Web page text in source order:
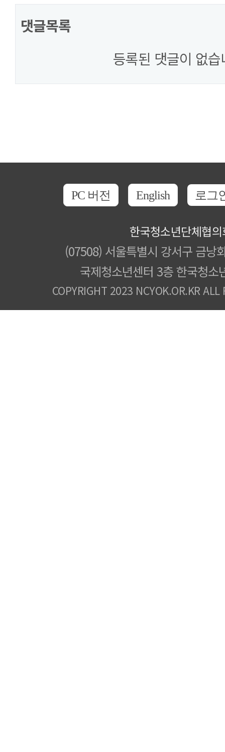
댓글목록
등록된 댓글이 없습
PC 버전 English 로그
한국청소년단체협
(07508) 서울특별시 강서구 금낭
국제청소년센터 3층 한국청소
COPYRIGHT 2023 NCYOK.OR.KR ALL